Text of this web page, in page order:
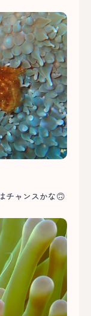
チャンスかな🙃